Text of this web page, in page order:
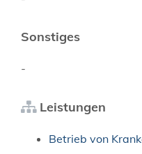
Sonstiges
-
Leistungen
Betrieb von